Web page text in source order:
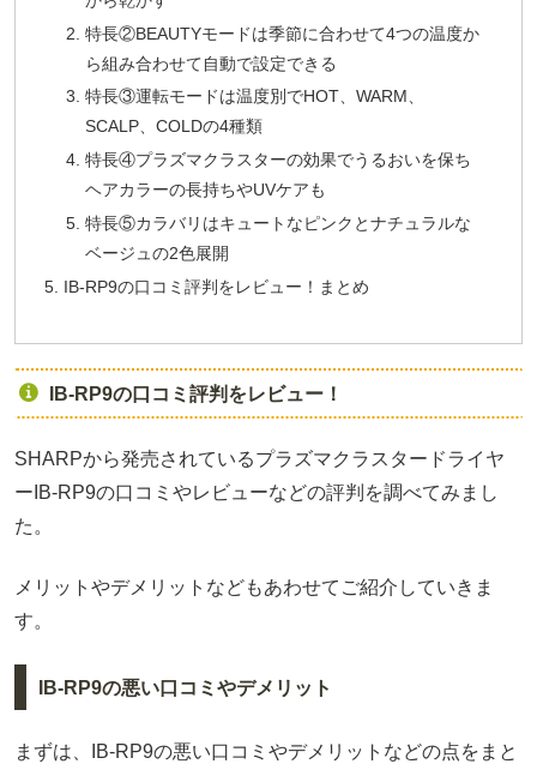
特長②BEAUTYモードは季節に合わせて4つの温度か
ら組み合わせて自動で設定できる
特長③運転モードは温度別でHOT、WARM、
SCALP、COLDの4種類
特長④プラズマクラスターの効果でうるおいを保ち
ヘアカラーの長持ちやUVケアも
特長⑤カラバリはキュートなピンクとナチュラルな
ベージュの2色展開
IB-RP9の口コミ評判をレビュー！まとめ
IB-RP9の口コミ評判をレビュー！
SHARPから発売されているプラズマクラスタードライヤ
ーIB-RP9の口コミやレビューなどの評判を調べてみまし
た。
メリットやデメリットなどもあわせてご紹介していきま
す。
IB-RP9の悪い口コミやデメリット
まずは、IB-RP9の悪い口コミやデメリットなどの点をまと